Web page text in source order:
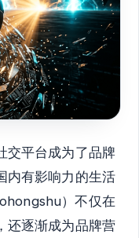
交平台成为了品牌
内有影响力的生活
）不仅在
还逐渐成为品牌营